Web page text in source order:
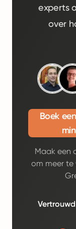
experts
over
Boek
Maak een
om meer te